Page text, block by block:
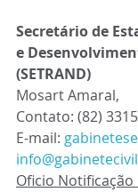
Secretário de
e
(SETRAND)
Mosart Amaral,
Contato: (82)
E-mail:
Oficio Notificação